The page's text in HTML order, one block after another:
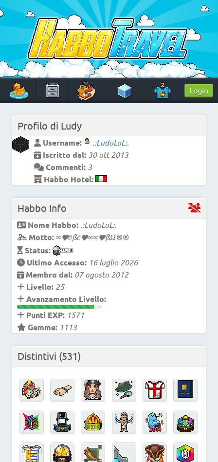
to
content
HabboTravel
Un viaggio di pixel!
Login
Profilo di Ludy
Username:
.:LudoLoL:.
Iscritto dal: 30 ott 2013
Commenti: 3
Habbo Hotel:
Habbo Info
Nome Habbo: .:LudoLoL:.
Motto:∞ƒ∂ß∂ƒ∞∞ƒßΩ®®
Status:
Ultimo Accesso: 16 luglio 2026
Membro dal: 07 agosto 2012
Livello: 25
Avanzamento Livello:
Punti EXP: 1571
Gemme: 1113
Distintivi (531)